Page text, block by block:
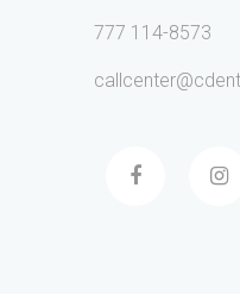
777 114-8573